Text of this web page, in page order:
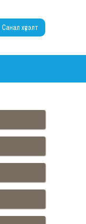
Санал хүсэлт